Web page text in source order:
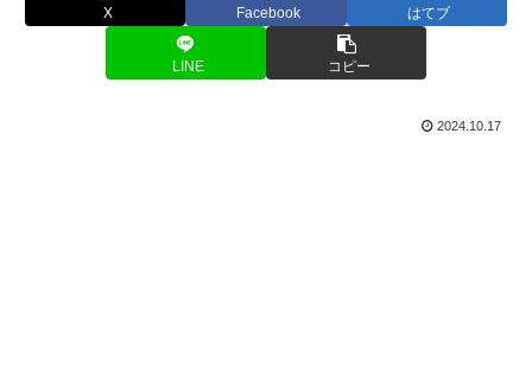
X Facebook はてブ
LINE コピー
2024.10.17